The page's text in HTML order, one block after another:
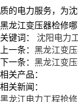
质的电力服务，为
黑龙江变压器检修
关键词： 沈阳电力
上一条： 黑龙江变
下一条： 黑龙江变
相关产品：
相关新闻：
黑龙江电力工程抢